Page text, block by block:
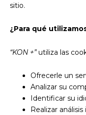
sitio.
¿Para qué
“KON +”utiliza las
Ofrecerle un
Analizar su
Identificar su
Realizar